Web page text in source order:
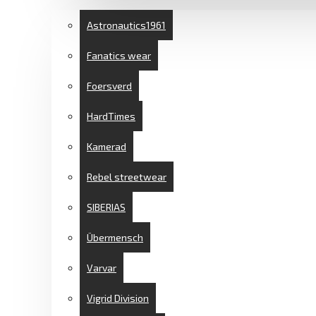
Astronautics1961
Fanatics wear
Foersverd
HardTimes
Kamerad
Rebel streetwear
SIBERIAS
Übermensch
Varvar
Vigrid Division
Футболка "Где идёт честь"
Футболка "Ривен"
"Традиции и Крафт"
Футболка "Хайлиге Бедейтунг"
Футболка "Эрбе"
"Эстетик биг лого"
Футболка “Alte
“Aristokratismus”
Футболка “Der Standhafte”
Футболка “Die alte Garde”